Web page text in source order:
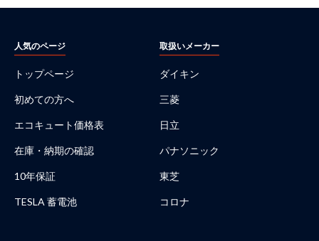
人気のページ
トップページ
初めての方へ
エコキュート価格表
在庫・納期の確認
10年保証
TESLA 蓄電池
取扱いメーカー
ダイキン
三菱
日立
パナソニック
東芝
コロナ